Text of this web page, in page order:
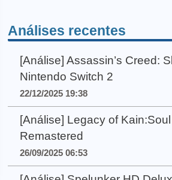
Análises recentes
[Análise] Assassin’s Creed:
Nintendo Switch 2
22/12/2025 19:38
[Análise] Legacy of
Remastered
26/09/2025 06:53